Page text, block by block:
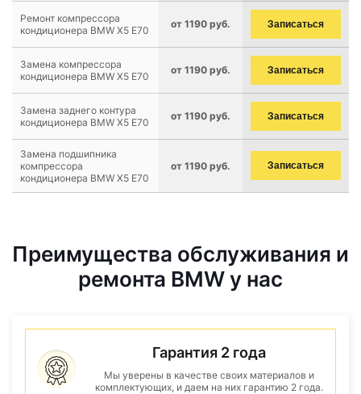
Ремонт компрессора
кондиционера BMW X5 E70
от 1190 руб. Записаться
Замена компрессора
кондиционера BMW X5 E70
от 1190 руб. Записаться
Замена заднего контура
кондиционера BMW X5 E70
от 1190 руб. Записаться
Замена подшипника
компрессора
кондиционера BMW X5 E70
от 1190 руб. Записаться
Преимущества обслуживания и
ремонта BMW у нас
Гарантия 2 года
Мы уверены в качестве своих материалов и
комплектующих, и даем на них гарантию 2 года.